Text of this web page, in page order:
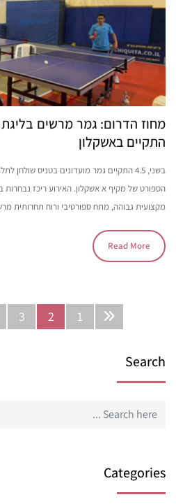
מחוז הדרום: גמר מרשים בליגת
התקיים באשקלון
בשני, 4.5 התקיים גמר מועדונים בטניס
הספורט של מקיף א אשקלון. האירוע ריכז
מקצועית גבוהה, מתח ספורטיבי ורוח תחרותית
Read More
1
2
3
Search
Categories